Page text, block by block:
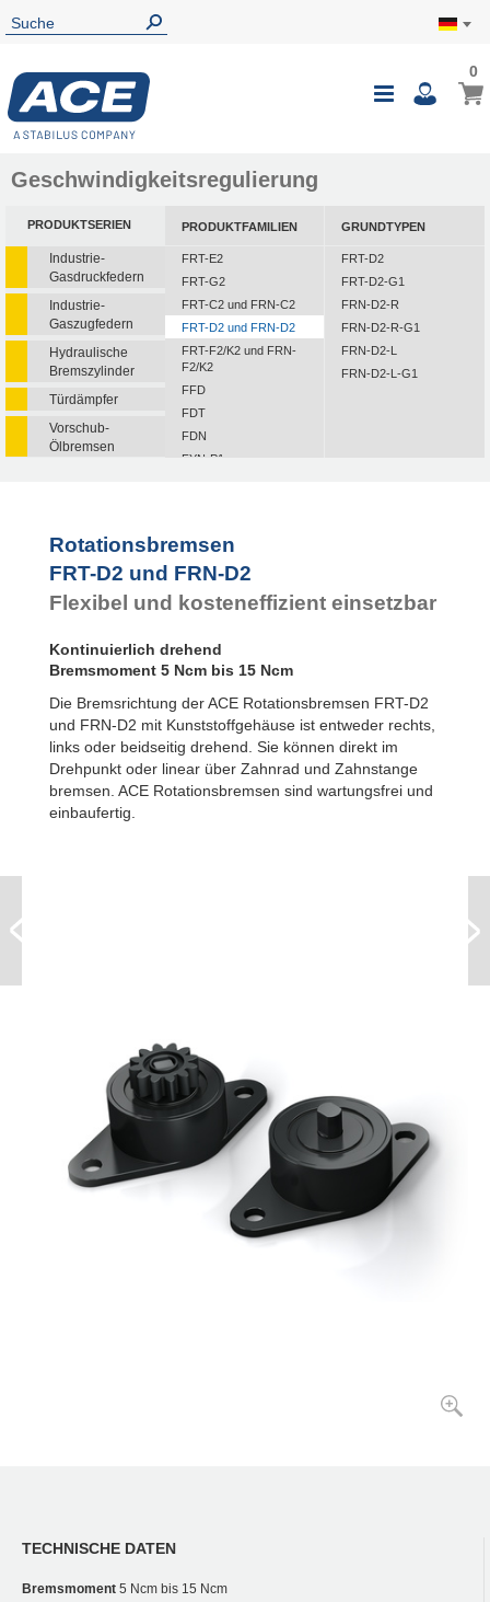
0
Geschwindigkeitsregulierung
PRODUKTSERIEN
Industrie-
Gasdruckfedern
Industrie-
Gaszugfedern
Hydraulische
Bremszylinder
Türdämpfer
Vorschub-
Ölbremsen
PRODUKTFAMILIEN
FRT-E2
FRT-G2
FRT-C2 und FRN-C2
FRT-D2 und FRN-D2
FRT-F2/K2 und FRN-
F2/K2
FFD
FDT
FDN
FYN-P1
FYT-H1 und FYN-H1
FYT-LA3 und FYN-LA3
GRUNDTYPEN
FRT-D2
FRT-D2-G1
FRN-D2-R
FRN-D2-R-G1
FRN-D2-L
FRN-D2-L-G1
Rotationsbremsen
FRT-D2 und FRN-D2
Flexibel und kosteneffizient einsetzbar
Kontinuierlich drehend
Bremsmoment 5 Ncm bis 15 Ncm
Die Bremsrichtung der ACE Rotationsbremsen FRT-D2
und FRN-D2 mit Kunststoffgehäuse ist entweder rechts,
links oder beidseitig drehend. Sie können direkt im
Drehpunkt oder linear über Zahnrad und Zahnstange
bremsen. ACE Rotationsbremsen sind wartungsfrei und
einbaufertig.
TECHNISCHE DATEN
Bremsmoment 5 Ncm bis 15 Ncm